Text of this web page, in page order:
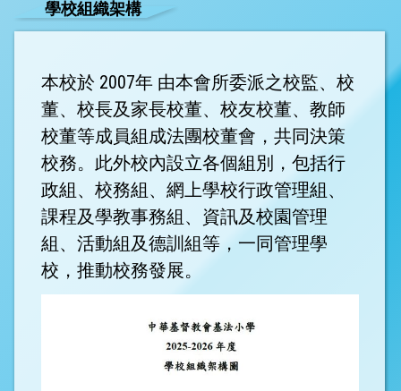
學校組織架構
本校於 2007年 由本會所委派之校監、校
董、校長及家長校董、校友校董、教師
校董等成員組成法團校董會，共同決策
校務。此外校內設立各個組別，包括行
政組、校務組、網上學校行政管理組、
課程及學教事務組、資訊及校園管理
組、活動組及德訓組等，一同管理學
校，推動校務發展。